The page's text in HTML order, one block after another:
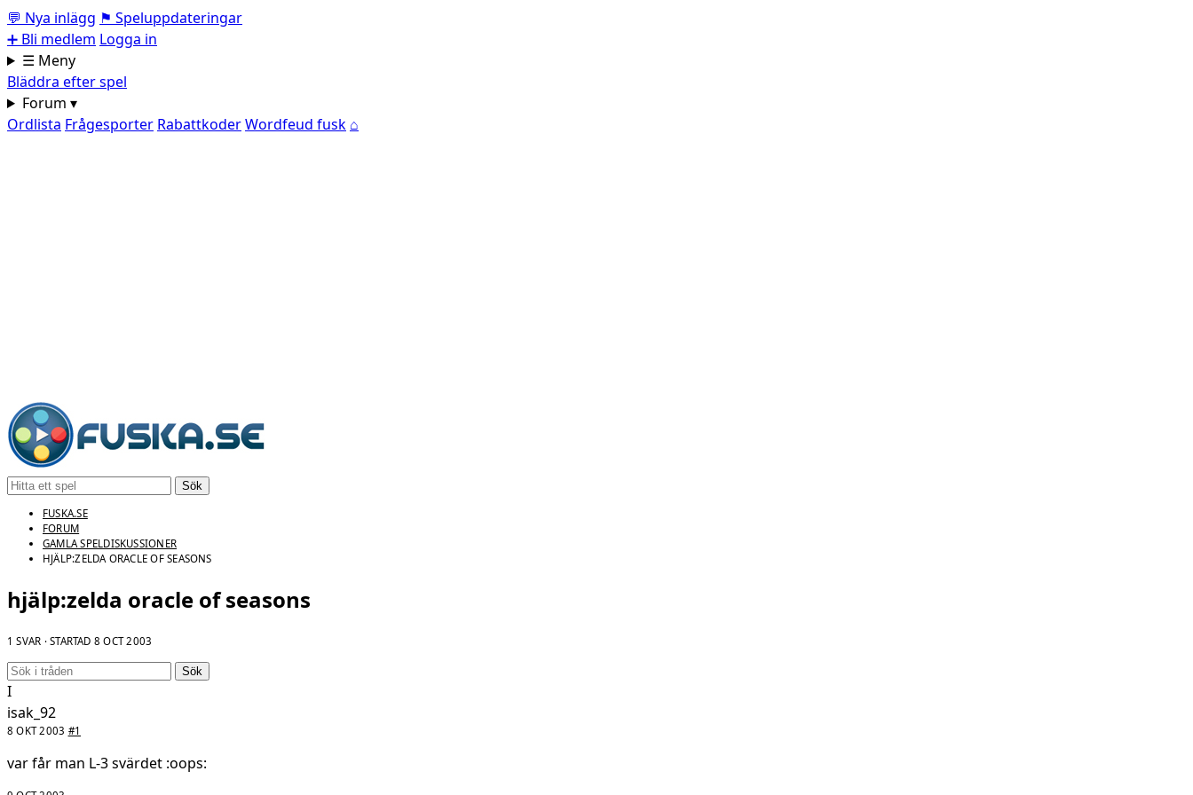
💬 Nya inlägg ⚑ Speluppdateringar
➕ Bli medlem Logga in
☰ Meny
Bläddra efter spel
Forum ▾
Ordlista Frågesporter RabattkoderWordfeud fusk ⌂
Sök
FUSKA.SE
FORUM
GAMLA SPELDISKUSSIONER
HJÄLP:ZELDA ORACLE OF SEASONS
hjälp:zelda oracle of seasons
1 SVAR · STARTAD 8 OCT 2003
Sök
I
isak_92
8 OKT 2003 #1
var får man L-3 svärdet :oops: